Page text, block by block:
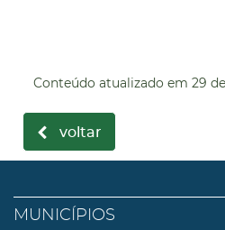
Conteúdo atualizado em 29
voltar
MUNICÍPIOS